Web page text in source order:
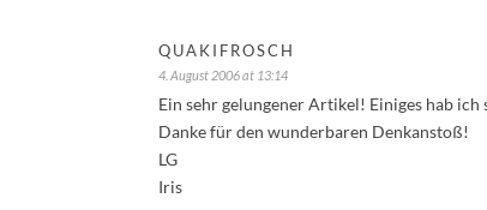
QUAKIFROSCH
4. August 2006 at 13:14
Ein sehr gelungener Artikel! Einiges hab
Danke für den wunderbaren Denkanstoß!
LG
Iris